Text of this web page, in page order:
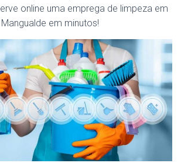
online uma emprega de limpeza em
Mangualde em minutos!